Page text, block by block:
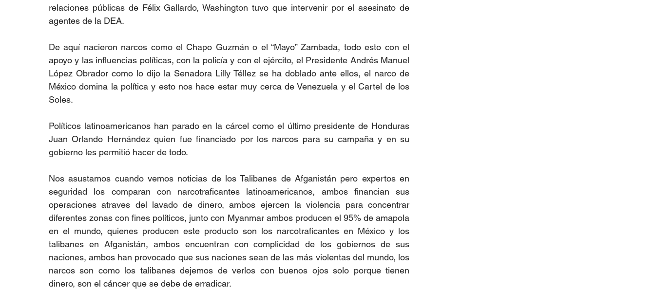
relaciones públicas de Félix Gallardo, Washington tuvo que intervenir por el asesinato de
agentes de la DEA.
De aquí nacieron narcos como el Chapo Guzmán o el “Mayo” Zambada, todo esto con el
apoyo y las influencias políticas, con la policía y con el ejército, el Presidente Andrés Manuel
López Obrador como lo dijo la Senadora Lilly Téllez se ha doblado ante ellos, el narco de
México domina la política y esto nos hace estar muy cerca de Venezuela y el Cartel de los
Soles.
Políticos latinoamericanos han parado en la cárcel como el último presidente de Honduras
Juan Orlando Hernández quien fue financiado por los narcos para su campaña y en su
gobierno les permitió hacer de todo.
Nos asustamos cuando vemos noticias de los Talibanes de Afganistán pero expertos en
seguridad los comparan con narcotraficantes latinoamericanos, ambos financian sus
operaciones atraves del lavado de dinero, ambos ejercen la violencia para concentrar
diferentes zonas con fines políticos, junto con Myanmar ambos producen el 95% de amapola
en el mundo, quienes producen este producto son los narcotraficantes en México y los
talibanes en Afganistán, ambos encuentran con complicidad de los gobiernos de sus
naciones, ambos han provocado que sus naciones sean de las más violentas del mundo, los
narcos son como los talibanes dejemos de verlos con buenos ojos solo porque tienen
dinero, son el cáncer que se debe de erradicar.